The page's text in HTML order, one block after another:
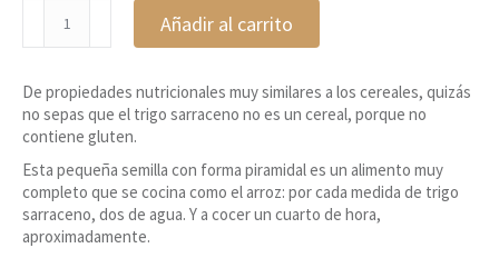
sarraceno
500g
cantidad
Añadir al carrito
De propiedades nutricionales muy similares a los cereales, quizás
no sepas que el trigo sarraceno no es un cereal, porque no
contiene gluten.
Esta pequeña semilla con forma piramidal es un alimento muy
completo que se cocina como el arroz: por cada medida de trigo
sarraceno, dos de agua. Y a cocer un cuarto de hora,
aproximadamente.